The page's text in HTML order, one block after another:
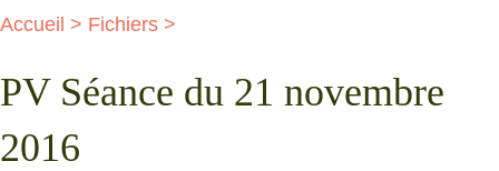
Accueil > Fichiers >
PV Séance du 21 novembre
2016